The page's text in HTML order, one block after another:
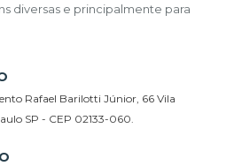
diversas e principalmente para
Rafael Barilotti Júnior, 66 Vila
SP - CEP 02133-060.